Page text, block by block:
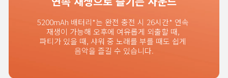
5200mAh 배터리*는 완전 충전 시 26시간* 연속
재생이 가능해 오후에 여유롭게 외출할 때,
파티가 있을 때, 샤워 중 노래를 부를 때도 쉽게
음악을 즐길 수 있습니다.